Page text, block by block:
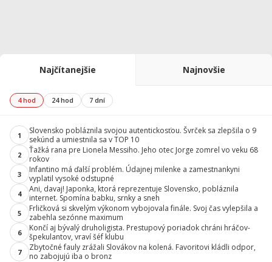
Najčítanejšie Najnovšie
4 hod 24 hod 7 dní
1
Slovensko pobláznila svojou autentickosťou. Švrček sa zlepšila o 9
sekúnd a umiestnila sa v TOP 10
2
Ťažká rana pre Lionela Messiho. Jeho otec Jorge zomrel vo veku 68
rokov
3
Infantino má ďalší problém. Údajnej milenke a zamestnankyni
vyplatil vysoké odstupné
4
Ani, davaj! Japonka, ktorá reprezentuje Slovensko, pobláznila
internet. Spomína babku, srnky a sneh
5
Frličková si skvelým výkonom vybojovala finále. Svoj čas vylepšila a
zabehla sezónne maximum
6
Končí aj bývalý druholigista. Prestupový poriadok chráni hráčov-
špekulantov, vraví šéf klubu
7
Zbytočné fauly zrážali Slovákov na kolená. Favoritovi kládli odpor,
no zabojujú iba o bronz